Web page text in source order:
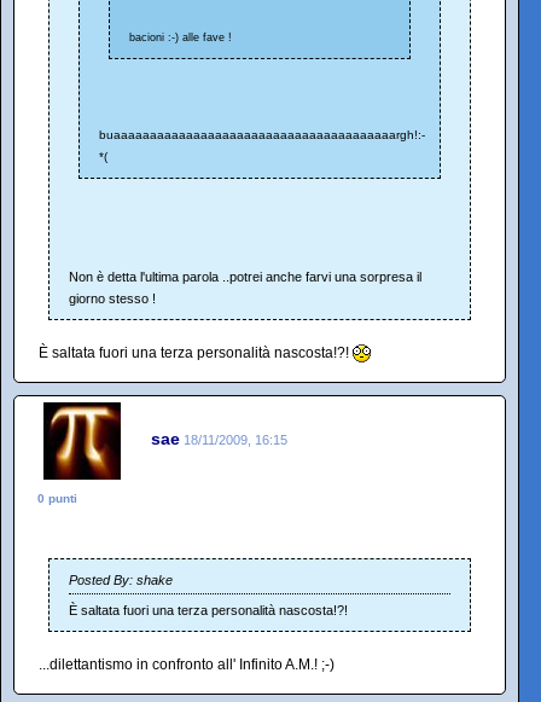
bacioni :-) alle fave !
buaaaaaaaaaaaaaaaaaaaaaaaaaaaaaaaaaaaaaaargh!:-
*(
Non è detta l'ultima parola ..potrei anche farvi una sorpresa il
giorno stesso !
È saltata fuori una terza personalità nascosta!?!
sae 18/11/2009, 16:15
0 punti
Posted By: shake
È saltata fuori una terza personalità nascosta!?!
...dilettantismo in confronto all' Infinito A.M.! ;-)